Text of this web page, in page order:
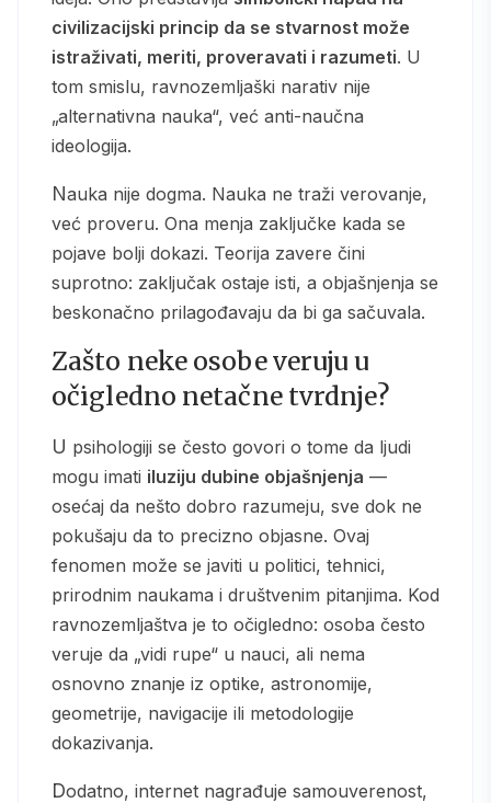
civilizacijski princip da se stvarnost može
istraživati, meriti, proveravati i razumeti. U
tom smislu, ravnozemljaški narativ nije
„alternativna nauka“, već anti-naučna
ideologija.
Nauka nije dogma. Nauka ne traži verovanje,
već proveru. Ona menja zaključke kada se
pojave bolji dokazi. Teorija zavere čini
suprotno: zaključak ostaje isti, a objašnjenja se
beskonačno prilagođavaju da bi ga sačuvala.
Zašto neke osobe veruju u
očigledno netačne tvrdnje?
U psihologiji se često govori o tome da ljudi
mogu imati iluziju dubine objašnjenja —
osećaj da nešto dobro razumeju, sve dok ne
pokušaju da to precizno objasne. Ovaj
fenomen može se javiti u politici, tehnici,
prirodnim naukama i društvenim pitanjima. Kod
ravnozemljaštva je to očigledno: osoba često
veruje da „vidi rupe“ u nauci, ali nema
osnovno znanje iz optike, astronomije,
geometrije, navigacije ili metodologije
dokazivanja.
Dodatno, internet nagrađuje samouverenost,